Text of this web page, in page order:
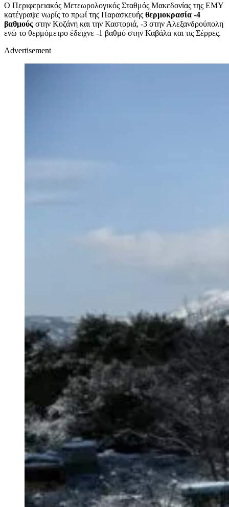
Ο Περιφερειακός Μετεωρολογικός Σταθμός Μακεδονίας της ΕΜΥ
κατέγραψε νωρίς το πρωί της Παρασκευής θερμοκρασία -4
βαθμούς στην Κοζάνη και την Καστοριά, -3 στην Αλεξανδρούπολη
ενώ το θερμόμετρο έδειχνε -1 βαθμό στην Καβάλα και τις Σέρρες.
Advertisement